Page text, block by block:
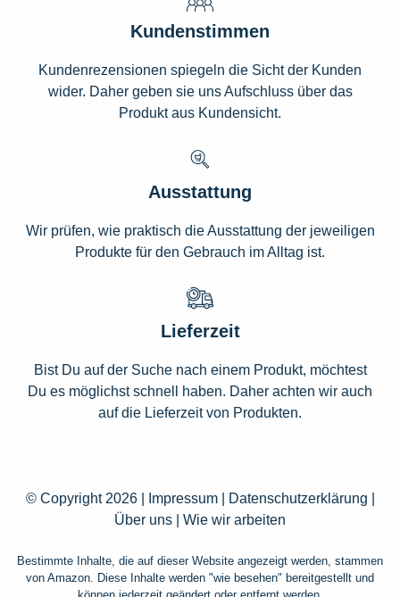
Kundenstimmen
Kundenrezensionen spiegeln die Sicht der Kunden
wider. Daher geben sie uns Aufschluss über das
Produkt aus Kundensicht.
Ausstattung
Wir prüfen, wie praktisch die Ausstattung der jeweiligen
Produkte für den Gebrauch im Alltag ist.
Lieferzeit
Bist Du auf der Suche nach einem Produkt, möchtest
Du es möglichst schnell haben. Daher achten wir auch
auf die Lieferzeit von Produkten.
© Copyright 2026 | Impressum| Datenschutzerklärung
Über uns
Wie wir arbeiten
Bestimmte Inhalte, die auf dieser Website angezeigt werden, stammen
von Amazon. Diese Inhalte werden "wie besehen" bereitgestellt und